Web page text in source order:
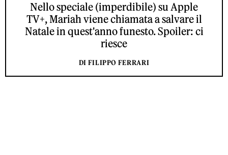
Nello speciale (imperdibile) su Apple
TV+, Mariah viene chiamata a salvare il
Natale in quest'anno funesto. Spoiler: ci
riesce
DI FILIPPO FERRARI